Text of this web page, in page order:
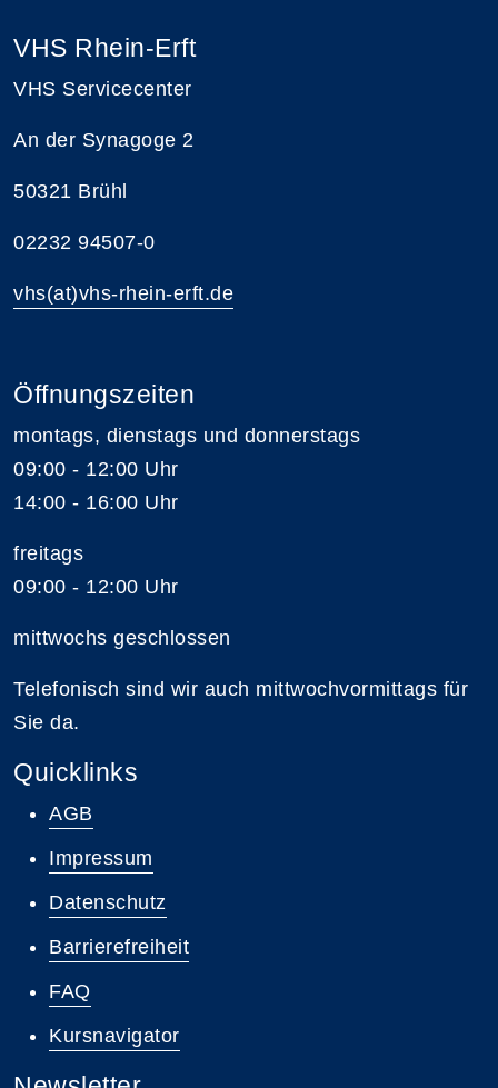
VHS Rhein-Erft
VHS Servicecenter
An der Synagoge 2
50321 Brühl
02232 94507-0
vhs(at)vhs-rhein-erft.de
Öffnungszeiten
montags, dienstags und donnerstags
09:00 - 12:00 Uhr
14:00 - 16:00 Uhr
freitags
09:00 - 12:00 Uhr
mittwochs geschlossen
Telefonisch sind wir auch mittwochvormittags für
Sie da.
Quicklinks
AGB
Impressum
Datenschutz
Barrierefreiheit
FAQ
Kursnavigator